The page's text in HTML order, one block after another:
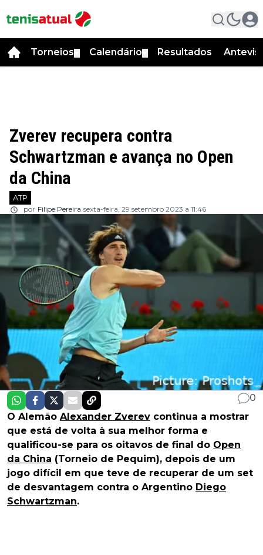
Torneios Calendário Resultados
Zverev recupera contra
Schwartzman e avança no Open
da China
ATP
por Filipe Pereira sexta-feira, 29 setembro 2023 a 11:46
0
O Alemão Alexander Zverev continua a mostrar
que está de volta à sua melhor forma e
qualificou-se para os oitavos de final do Open
da China (Torneio de Pequim), depois de um
jogo difícil em que teve de recuperar de um set
de desvantagem contra o Argentino Diego
Schwartzman.